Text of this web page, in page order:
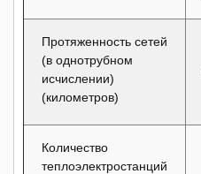
Протяженность сетей
(в однотрубном
исчислении)
(километров)
Количество
теплоэлектростанций